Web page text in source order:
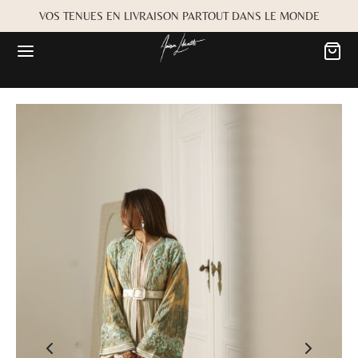
VOS TENUES EN LIVRAISON PARTOUT DANS LE MONDE